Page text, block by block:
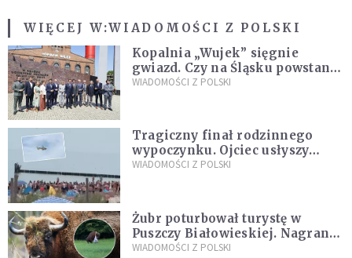
WIĘCEJ W:WIADOMOŚCI Z POLSKI
Kopalnia „Wujek” sięgnie
gwiazd. Czy na Śląsku powstanie
„Dolina Krzemowa”?
WIADOMOŚCI Z POLSKI
Tragiczny finał rodzinnego
wypoczynku. Ojciec usłyszy
zarzuty
WIADOMOŚCI Z POLSKI
Żubr poturbował turystę w
Puszczy Białowieskiej. Nagranie
daje do myślenia
WIADOMOŚCI Z POLSKI